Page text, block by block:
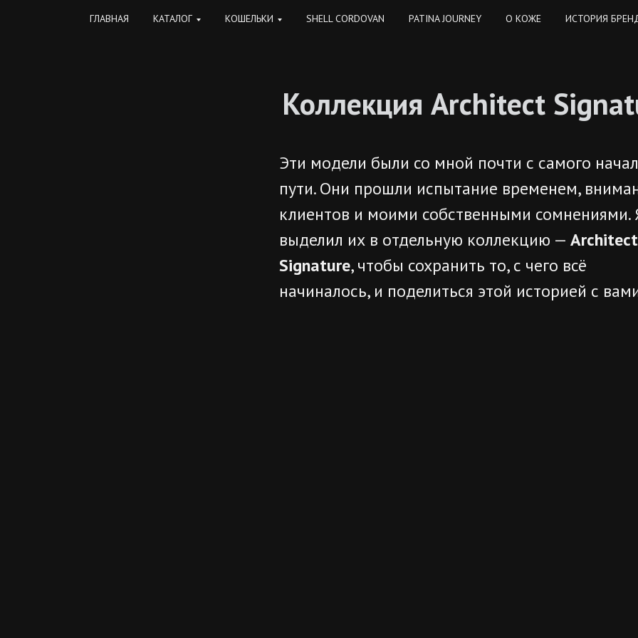
ГЛАВНАЯ КАТАЛОГ КОШЕЛЬКИ SHELL CORDOVAN PATINA JOURNEY O КОЖЕ ИСТОРИЯ
Коллекция Architect
Эти модели были со мной почти с самого
пути. Они прошли испытание временем,
клиентов и моими собственными сомнениями.
выделил их в отдельную коллекцию — Architect
Signature, чтобы сохранить то, с чего всё
начиналось, и поделиться этой историей с